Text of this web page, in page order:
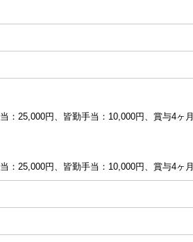
：25,000円、皆勤手当：10,000円、賞与4ヶ月
：25,000円、皆勤手当：10,000円、賞与4ヶ月